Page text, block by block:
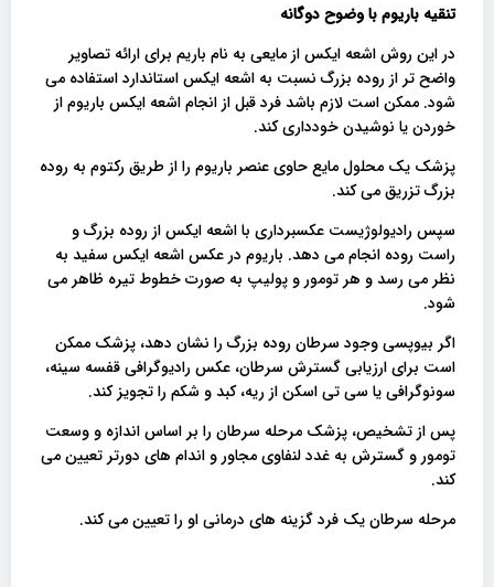
تنقیه باریوم با وضوح دوگانه
در این روش اشعه ایکس از مایعی به نام باریم برای ارائه تصاویر
واضح تر از روده بزرگ نسبت به اشعه ایکس استاندارد استفاده می
شود. ممکن است لازم باشد فرد قبل از انجام اشعه ایکس باریوم از
خوردن یا نوشیدن خودداری کند.
پزشک یک محلول مایع حاوی عنصر باریوم را از طریق رکتوم به روده
بزرگ تزریق می کند.
سپس رادیولوژیست عکسبرداری با اشعه ایکس از روده بزرگ و
راست روده انجام می دهد. باریوم در عکس اشعه ایکس سفید به
نظر می رسد و هر تومور و پولیپ به صورت خطوط تیره ظاهر می
شود.
اگر بیوپسی وجود سرطان روده بزرگ را نشان دهد، پزشک ممکن
است برای ارزیابی گسترش سرطان، عکس رادیوگرافی قفسه سینه،
سونوگرافی یا سی تی اسکن از ریه، کبد و شکم را تجویز کند.
پس از تشخیص، پزشک مرحله سرطان را بر اساس اندازه و وسعت
تومور و گسترش به غدد لنفاوی مجاور و اندام های دورتر تعیین می
کند.
مرحله سرطان یک فرد گزینه های درمانی او را تعیین می کند.